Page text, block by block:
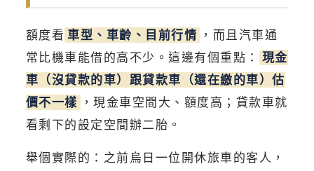
額度看 車型、車齡、目前行情 ，而且汽車通
常比機車能借的高不少。這邊有個重點：
現金
車（沒貸款的車）跟貸款車（還在繳的車）估
價不一樣 ，現金車空間大、額度高；貸款車就
看剩下的設定空間辦二胎。
舉個實際的：之前烏日一位開休旅車的客人，